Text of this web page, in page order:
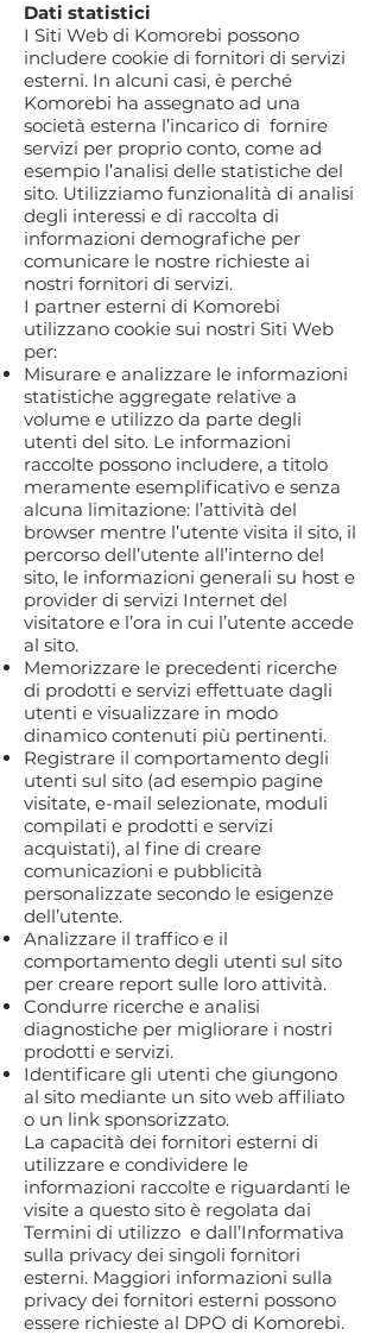
Dati statistici
I Siti Web di Komorebi possono
includere cookie di fornitori di servizi
esterni. In alcuni casi, è perché
Komorebi ha assegnato ad una
società esterna l’incarico di fornire
servizi per proprio conto, come ad
esempio l’analisi delle statistiche del
sito. Utilizziamo funzionalità di analisi
degli interessi e di raccolta di
informazioni demografiche per
comunicare le nostre richieste ai
nostri fornitori di servizi.
I partner esterni di Komorebi
utilizzano cookie sui nostri Siti Web
per:
Misurare e analizzare le informazioni
statistiche aggregate relative a
volume e utilizzo da parte degli
utenti del sito. Le informazioni
raccolte possono includere, a titolo
meramente esemplificativo e senza
alcuna limitazione: l’attività del
browser mentre l’utente visita il sito, il
percorso dell’utente all’interno del
sito, le informazioni generali su host e
provider di servizi Internet del
visitatore e l’ora in cui l’utente accede
al sito.
Memorizzare le precedenti ricerche
di prodotti e servizi effettuate dagli
utenti e visualizzare in modo
dinamico contenuti più pertinenti.
Registrare il comportamento degli
utenti sul sito (ad esempio pagine
visitate, e-mail selezionate, moduli
compilati e prodotti e servizi
acquistati), al fine di creare
comunicazioni e pubblicità
personalizzate secondo le esigenze
dell’utente.
Analizzare il traffico e il
comportamento degli utenti sul sito
per creare report sulle loro attività.
Condurre ricerche e analisi
diagnostiche per migliorare i nostri
prodotti e servizi.
Identificare gli utenti che giungono
al sito mediante un sito web affiliato
o un link sponsorizzato.
La capacità dei fornitori esterni di
utilizzare e condividere le
informazioni raccolte e riguardanti le
visite a questo sito è regolata dai
Termini di utilizzo e dall’Informativa
sulla privacy dei singoli fornitori
esterni. Maggiori informazioni sulla
privacy dei fornitori esterni possono
essere richieste al DPO di Komorebi.